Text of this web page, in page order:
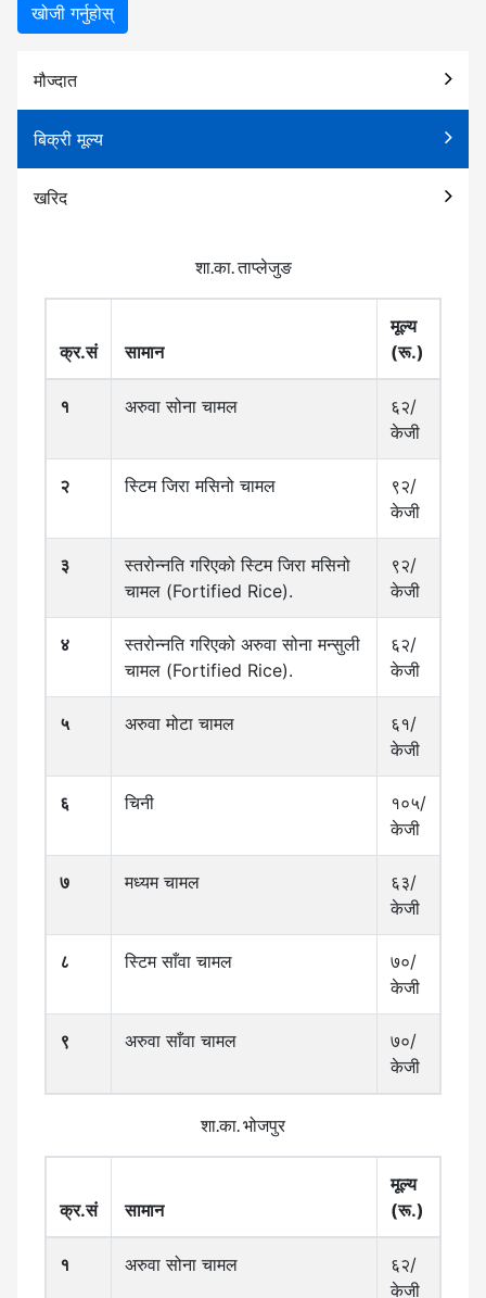
खोजी गर्नुहोस्
मौज्दात
बिक्री मूल्य
खरिद
शा.का. ताप्लेजुङ
क्र.सं सामान
मूल्य
(रू.)
१ अरुवा सोना चामल
६२/
केजी
२ स्टिम जिरा मसिनो चामल
९२/
केजी
३
स्तरोन्नति गरिएको स्टिम जिरा मसिनो
चामल (Fortified Rice).
९२/
केजी
४
स्तरोन्नति गरिएको अरुवा सोना मन्सुली
चामल (Fortified Rice).
६२/
केजी
५ अरुवा मोटा चामल
६१/
केजी
६ चिनी
१०५/
केजी
७ मध्यम चामल
६३/
केजी
८ स्टिम साँवा चामल
७०/
केजी
९ अरुवा साँवा चामल
७०/
केजी
शा.का. भोजपुर
क्र.सं सामान
मूल्य
(रू.)
१ अरुवा सोना चामल
६२/
केजी